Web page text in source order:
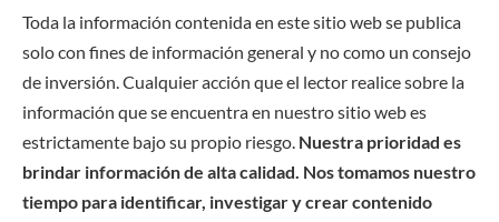
Toda la información contenida en este sitio web se publica
solo con fines de información general y no como un consejo
de inversión. Cualquier acción que el lector realice sobre la
información que se encuentra en nuestro sitio web es
estrictamente bajo su propio riesgo. Nuestra prioridad es
brindar información de alta calidad. Nos tomamos nuestro
tiempo para identificar, investigar y crear contenido